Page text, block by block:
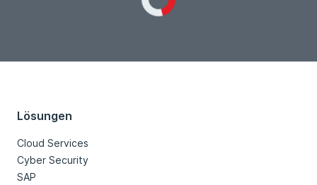
Lösungen
Cloud Services
Cyber Security
SAP